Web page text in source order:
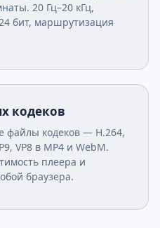
20 Гц–20 кГц,
бит, маршрутизация
кодеков
файлы кодеков — H.264,
VP8 в MP4 и WebM.
плеера и
браузера.